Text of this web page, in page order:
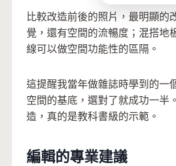
比較改造前後的照片，最明顯的
覺，還有空間的流暢度；混搭地
線可以做空間功能性的區隔。
這提醒我當年做雜誌時學到的一
空間的基底，選對了就成功一半
造，真的是教科書級的示範。
編輯的專業建議